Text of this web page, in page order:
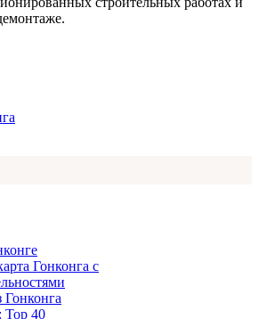
Гонконга с
Гонконга
Top 40